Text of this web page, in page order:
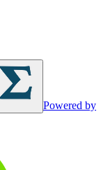
Powered by